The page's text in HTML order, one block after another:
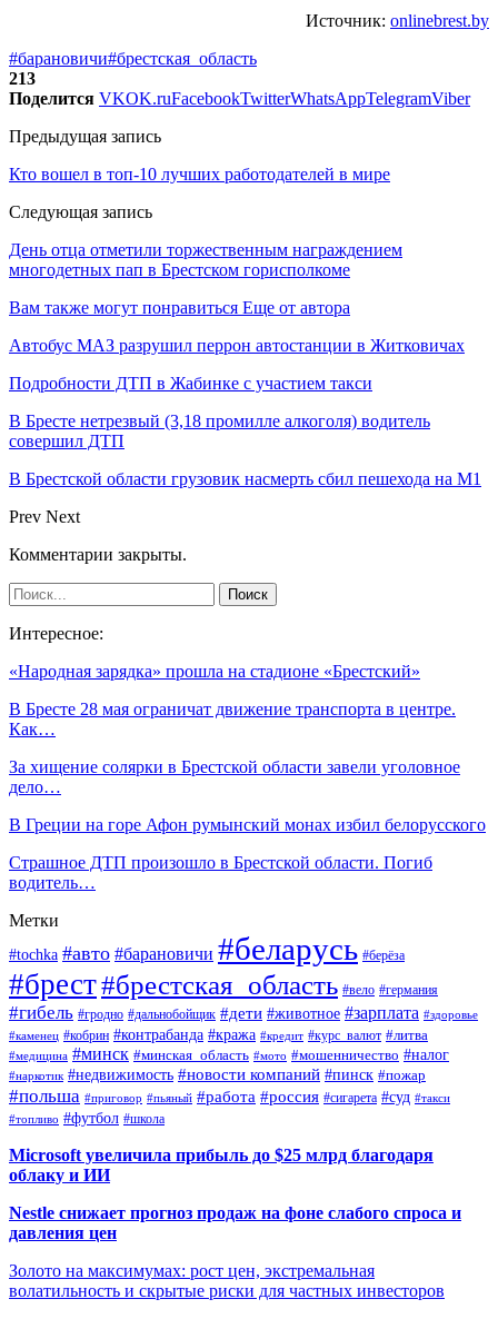
Источник: onlinebrest.by
#барановичи#брестская_область
213
Поделится VKOK.ruFacebookTwitterWhatsAppTelegramViber
Предыдущая запись
Кто вошел в топ-10 лучших работодателей в мире
Следующая запись
День отца отметили торжественным награждением
многодетных пап в Брестском горисполкоме
Вам также могут понравиться Еще от автора
Автобус МАЗ разрушил перрон автостанции в Житковичах
Подробности ДТП в Жабинке с участием такси
В Бресте нетрезвый (3,18 промилле алкоголя) водитель
совершил ДТП
В Брестской области грузовик насмерть сбил пешехода на М1
Prev Next
Комментарии закрыты.
Интересное:
«Народная зарядка» прошла на стадионе «Брестский»
В Бресте 28 мая ограничат движение транспорта в центре.
Как…
За хищение солярки в Брестской области завели уголовное
дело…
В Греции на горе Афон румынский монах избил белорусского
Страшное ДТП произошло в Брестской области. Погиб
водитель…
Метки
#tochka #авто #барановичи #беларусь #берёза
#брест#брестская_область #вело #германия
#гибель #гродно #дальнобойщик #дети #животное #зарплата #здоровье
#каменец #кобрин #контрабанда #кража #кредит #курс_валют #литва
#медицина #минск #минская_область #мото #мошенничество #налог
#наркотик #недвижимость #новости компаний #пинск #пожар
#польша #приговор #пьяный #работа #россия #сигарета #суд #такси
#топливо #футбол #школа
Microsoft увеличила прибыль до $25 млрд благодаря
облаку и ИИ
Nestle снижает прогноз продаж на фоне слабого спроса и
давления цен
Золото на максимумах: рост цен, экстремальная
волатильность и скрытые риски для частных инвесторов